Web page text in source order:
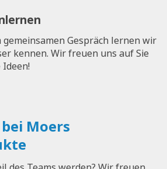
gemeinsamen Gespräch lernen wir
kennen. Wir freuen uns auf Sie
Moers